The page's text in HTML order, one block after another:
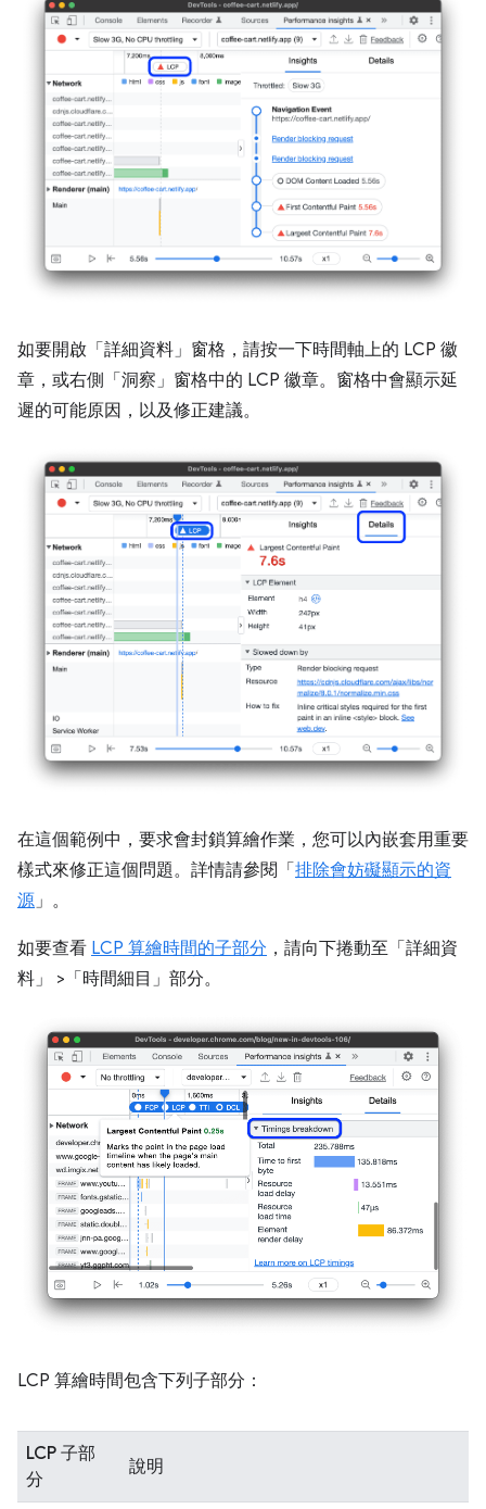
如要開啟「詳細資料」 窗格，請按一下時間軸上的 LCP 徽
章，或右側「洞察」 窗格中的 LCP 徽章。窗格中會顯示延
遲的可能原因，以及修正建議。
在這個範例中，要求會封鎖算繪作業，您可以內嵌套用重要
樣式來修正這個問題。詳情請參閱「排除會妨礙顯示的資
源 」。
如要查看 LCP 算繪時間的子部分 ，請向下捲動至「詳細資
料」
>「時間細目」 部分。
LCP 算繪時間包含下列子部分：
LCP 子部
分
說明